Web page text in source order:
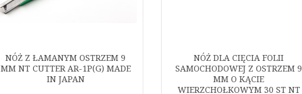
NÓŻ Z ŁAMANYM OSTRZEM 9
MM NT CUTTER AR-1P(G) MADE
IN JAPAN
NÓŻ DLA CIĘCIA FOLII
SAMOCHODOWEJ Z OSTRZEM 9
MM O KĄCIE
WIERZCHOŁKOWYM 30 ST NT